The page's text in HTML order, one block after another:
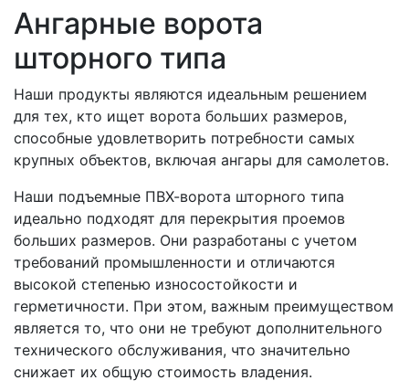
Ангарные ворота
шторного типа
Наши продукты являются идеальным решением
для тех, кто ищет ворота больших размеров,
способные удовлетворить потребности самых
крупных объектов, включая ангары для самолетов.
Наши подъемные ПВХ-ворота шторного типа
идеально подходят для перекрытия проемов
больших размеров. Они разработаны с учетом
требований промышленности и отличаются
высокой степенью износостойкости и
герметичности. При этом, важным преимуществом
является то, что они не требуют дополнительного
технического обслуживания, что значительно
снижает их общую стоимость владения.